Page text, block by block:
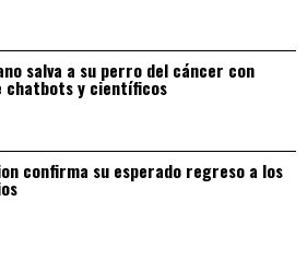
salva a su perro del cáncer con
chatbots y científicos
confirma su esperado regreso a los